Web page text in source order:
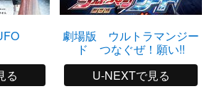
る
劇場版 ウルトラマンジー
ド つなぐぜ！願い!!
U-NEXTで見る